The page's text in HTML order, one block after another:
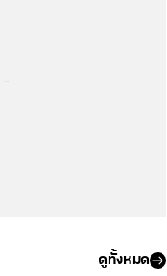
ดูทั้งหมด